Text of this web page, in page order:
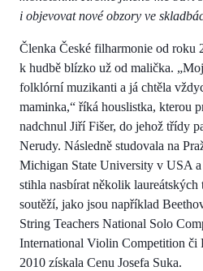
i objevovat nové obzory ve
Členka České filharmonie od roku
k hudbě blízko už od malička.
folklórní muzikanti a já chtěla
maminka,“ říká houslistka, kterou
nadchnul Jiří Fišer, do jehož třídy
Nerudy. Následně studovala na
Michigan State University v USA
stihla nasbírat několik
soutěží, jako jsou například
String Teachers National Solo
International Violin Competition či
2010 získala Cenu Josefa Suka.